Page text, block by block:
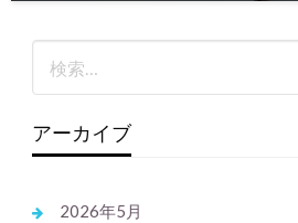
アーカイブ
2026年5月